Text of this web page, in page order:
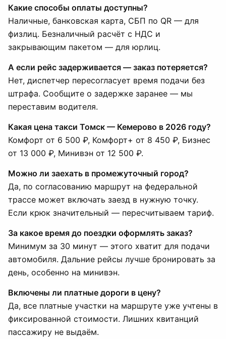
Какие способы оплаты доступны?
Наличные, банковская карта, СБП по QR — для
физлиц. Безналичный расчёт с НДС и
закрывающим пакетом — для юрлиц.
А если рейс задерживается — заказ потеряется?
Нет, диспетчер пересогласует время подачи без
штрафа. Сообщите о задержке заранее — мы
переставим водителя.
Какая цена такси Томск — Кемерово в 2026 году?
Комфорт от 6 500 ₽, Комфорт+ от 8 450 ₽, Бизнес
от 13 000 ₽, Минивэн от 12 500 ₽.
Можно ли заехать в промежуточный город?
Да, по согласованию маршрут на федеральной
трассе может включать заезд в нужную точку.
Если крюк значительный — пересчитываем тариф.
За какое время до поездки оформлять заказ?
Минимум за 30 минут — этого хватит для подачи
автомобиля. Дальние рейсы лучше бронировать за
день, особенно на минивэн.
Включены ли платные дороги в цену?
Да, все платные участки на маршруте уже учтены в
фиксированной стоимости. Лишних квитанций
пассажиру не выдаём.